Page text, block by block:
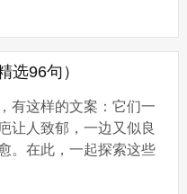
】 1、因为梦想，所以选
...
选96句）
有这样的文案：它们一
让人致郁，一边又似良
。在此，一起探索这些